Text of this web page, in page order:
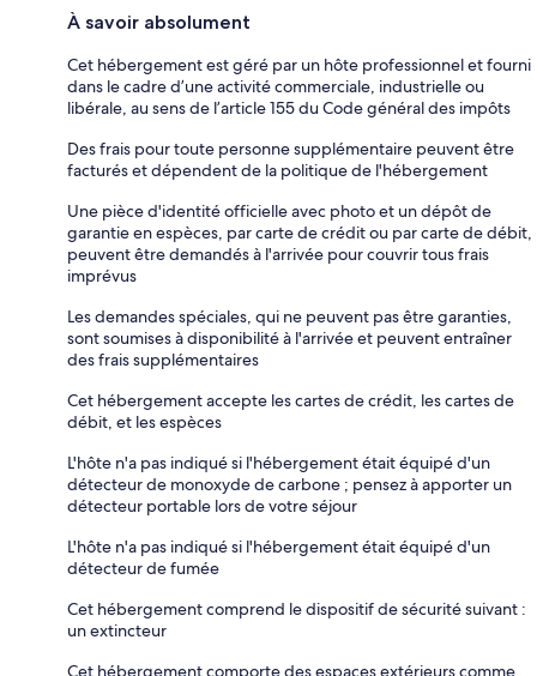
À savoir absolument
Cet hébergement est géré par un hôte professionnel et fourni
dans le cadre d’une activité commerciale, industrielle ou
libérale, au sens de l’article 155 du Code général des impôts
Des frais pour toute personne supplémentaire peuvent être
facturés et dépendent de la politique de l'hébergement
Une pièce d'identité officielle avec photo et un dépôt de
garantie en espèces, par carte de crédit ou par carte de débit,
peuvent être demandés à l'arrivée pour couvrir tous frais
imprévus
Les demandes spéciales, qui ne peuvent pas être garanties,
sont soumises à disponibilité à l'arrivée et peuvent entraîner
des frais supplémentaires
Cet hébergement accepte les cartes de crédit, les cartes de
débit, et les espèces
L'hôte n'a pas indiqué si l'hébergement était équipé d'un
détecteur de monoxyde de carbone ; pensez à apporter un
détecteur portable lors de votre séjour
L'hôte n'a pas indiqué si l'hébergement était équipé d'un
détecteur de fumée
Cet hébergement comprend le dispositif de sécurité suivant :
un extincteur
Cet hébergement comporte des espaces extérieurs comme